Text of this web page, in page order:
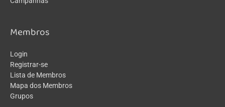
Membros
Login
Registrar-se
Lista de Membros
Mapa dos Membros
Grupos